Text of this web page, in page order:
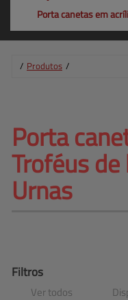
Porta canetas em
/ Produtos /
Troféus de
Urnas
Filtros
Ver todos